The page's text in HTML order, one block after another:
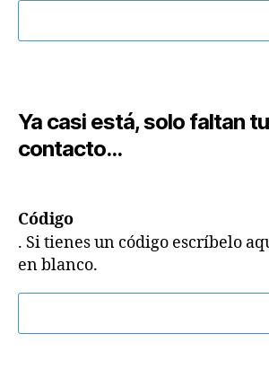
Ya casi está, solo faltan
contacto...
Código
. Si tienes un código escríbelo
en blanco.